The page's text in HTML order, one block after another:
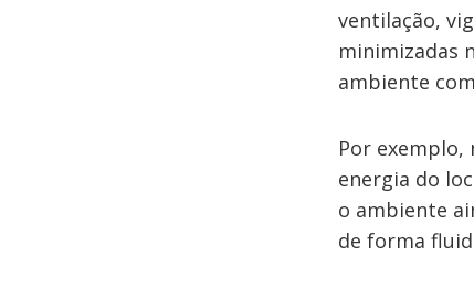
ventilação,
minimizadas
ambiente
Por exemplo,
energia do
o ambiente
de forma